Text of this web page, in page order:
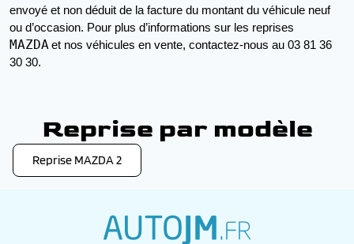
envoyé et non déduit de la facture du montant du véhicule neuf
MAZDAet nos véhicules en vente, contactez-nous au 03 81 36
30 30.
Reprise par modèle
Reprise MAZDA 2